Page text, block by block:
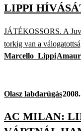
LIPPI
JÁTÉKOSSORS. A
torkig van a
Marcello_Lippi
Olasz labdarúgás
AC MILAN: